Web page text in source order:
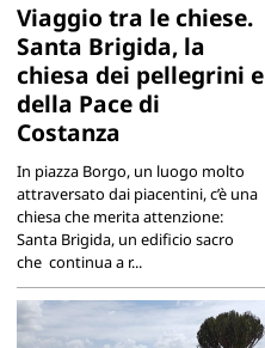
Viaggio tra le chiese.
Santa Brigida, la
chiesa dei pellegrini e
della Pace di
Costanza
In piazza Borgo, un luogo molto
attraversato dai piacentini, c’è una
chiesa che merita attenzione:
Santa Brigida, un edificio sacro
che continua a r...